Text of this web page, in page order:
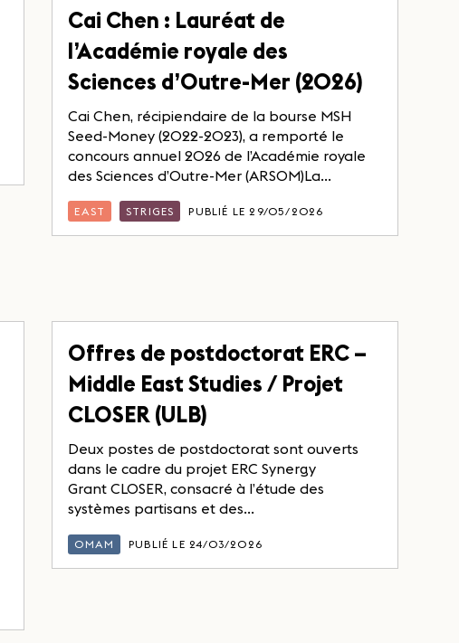
Cai Chen : Lauréat de
l’Académie royale des
Sciences d’Outre-Mer (2026)
Cai Chen, récipiendaire de la bourse MSH
Seed-Money (2022-2023), a remporté le
concours annuel 2026 de l’Académie royale
des Sciences d’Outre-Mer (ARSOM)La...
EAST STRIGES PUBLIÉ LE 29/05/2026
Offres de postdoctorat ERC –
Middle East Studies / Projet
CLOSER (ULB)
Deux postes de postdoctorat sont ouverts
dans le cadre du projet ERC Synergy
Grant CLOSER, consacré à l’étude des
systèmes partisans et des...
OMAM PUBLIÉ LE 24/03/2026